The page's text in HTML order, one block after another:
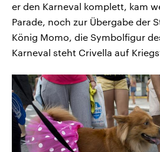
er den Karneval komplett, kam
Parade, noch zur Übergabe der
König Momo, die Symbolfigur
Karneval steht Crivella auf